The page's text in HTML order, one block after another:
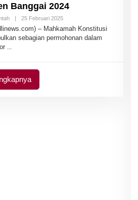
Banggai 2024
| 25 Februari 2025O
E
H
M
– Mahkamah Konstitusi
sebagian permohonan dalam